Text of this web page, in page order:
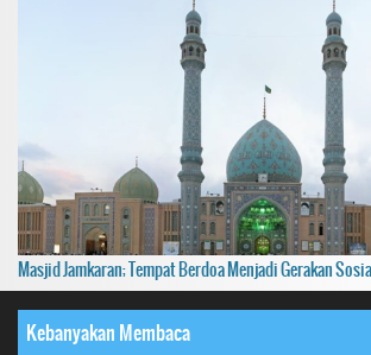
Masjid Jamkaran; Tempat Berdoa Menjadi Gerakan
Kebanyakan Membaca